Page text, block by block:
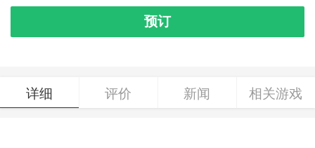
预订
详细 评价 新闻 相关游戏